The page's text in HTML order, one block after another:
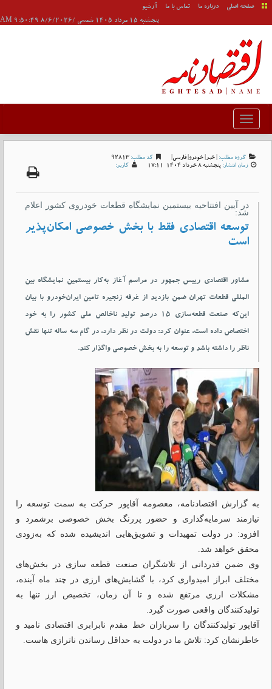
صفحه اصلی درباره ما تماس با ما
آرشیو
پنجشنبه 15 مرداد 1405 شمسی /8/6/2026 9:50:49 AM
گروه مطلب: | خبر| خودرو| فارسی| کد مطلب: 92813
زمان انتشار: پنجشنبه 8 خرداد 1404-17:11 کاربر:
در آیین افتتاحیه بیستمین نمایشگاه قطعات خودروی کشور اعلام
شد:
توسعه اقتصادی فقط با بخش خصوصی امکان‌پذیر
است
مشاور اقتصادی رییس جمهور در مراسم آغاز به‌کار بیستمین نمایشگاه بین
المللی قطعات تهران ضمن بازدید از غرفه زنجیره تامین ایران‌خودرو با بیان
این‌که صنعت قطعه‌سازی ۱۵ درصد تولید ناخالص ملی کشور را به خود
اختصاص داده است، عنوان کرد: دولت در نظر دارد، در گام سه ساله تنها نقش
ناظر را داشته باشد و توسعه را به بخش خصوصی واگذار کند.
به گزارش اقتصادنامه، معصومه آقاپور حرکت به سمت توسعه را
نیازمند سرمایه‌گذاری و حضور پررنگ بخش خصوصی برشمرد و
افزود: در دولت تمهیدات و تشویق‌هایی اندیشیده شده که به‌زودی
محقق خواهد شد.
وی ضمن قدردانی از تلاشگران صنعت قطعه سازی در بخش‌های
مختلف ابراز امیدواری کرد، با گشایش‌های ارزی در چند ماه آینده،
مشکلات ارزی مرتفع شده و تا آن زمان، تخصیص ارز تنها به
تولیدکنندگان واقعی صورت گیرد.
آقاپور تولیدکنندگان را سربازان خط مقدم نابرابری اقتصادی نامید و
خاطرنشان کرد: تلاش ما در دولت به حداقل رساندن ناترازی هاست.